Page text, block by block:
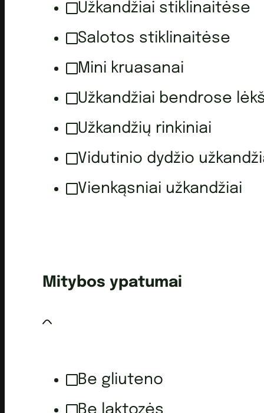
Užkandžiai stiklinaitėse
Salotos stiklinaitėse
Mini kruasanai
Užkandžiai bendrose
Užkandžių rinkiniai
Vidutinio dydžio
Vienkąsniai užkandžiai
Mitybos ypatumai
Be gliuteno
Be laktozės